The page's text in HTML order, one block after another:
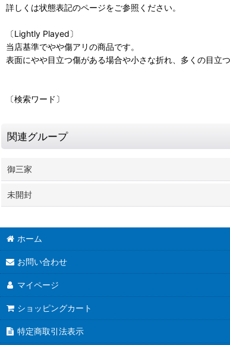
詳しくは状態表記のページをご参照ください。
〔Lightly Played〕
当店基準でやや傷アリの商品です。
表面にやや目立つ傷がある場合や小さな折れ、多くの目立
〔検索ワード〕
関連グループ
御三家
未開封
ホーム
お問い合わせ
マイページ
ショッピングカート
特定商取引法表示